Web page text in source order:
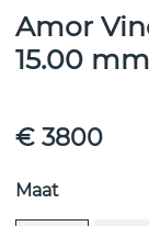
Amor
15.00 mm
€ 3800
Maat